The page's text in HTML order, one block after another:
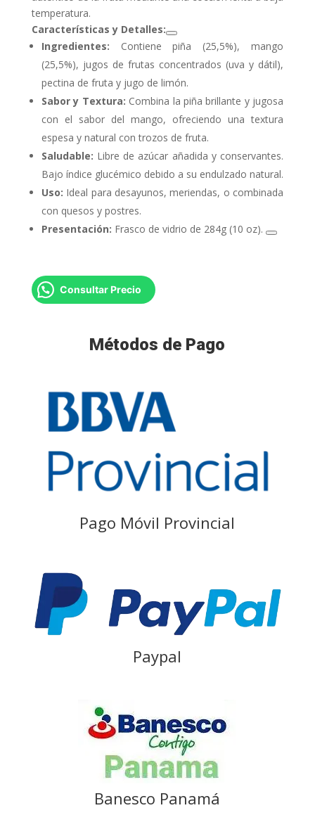
temperatura.
Características y Detalles:
Ingredientes: Contiene piña (25,5%), mango
(25,5%), jugos de frutas concentrados (uva y dátil),
pectina de fruta y jugo de limón.
Sabor y Textura: Combina la piña brillante y jugosa
con el sabor del mango, ofreciendo una textura
espesa y natural con trozos de fruta.
Saludable: Libre de azúcar añadida y conservantes.
Bajo índice glucémico debido a su endulzado natural.
Uso: Ideal para desayunos, meriendas, o combinada
con quesos y postres.
Presentación: Frasco de vidrio de 284g (10 oz).
Consultar Precio
Métodos de Pago
Pago Móvil Provincial
Paypal
Banesco Panamá